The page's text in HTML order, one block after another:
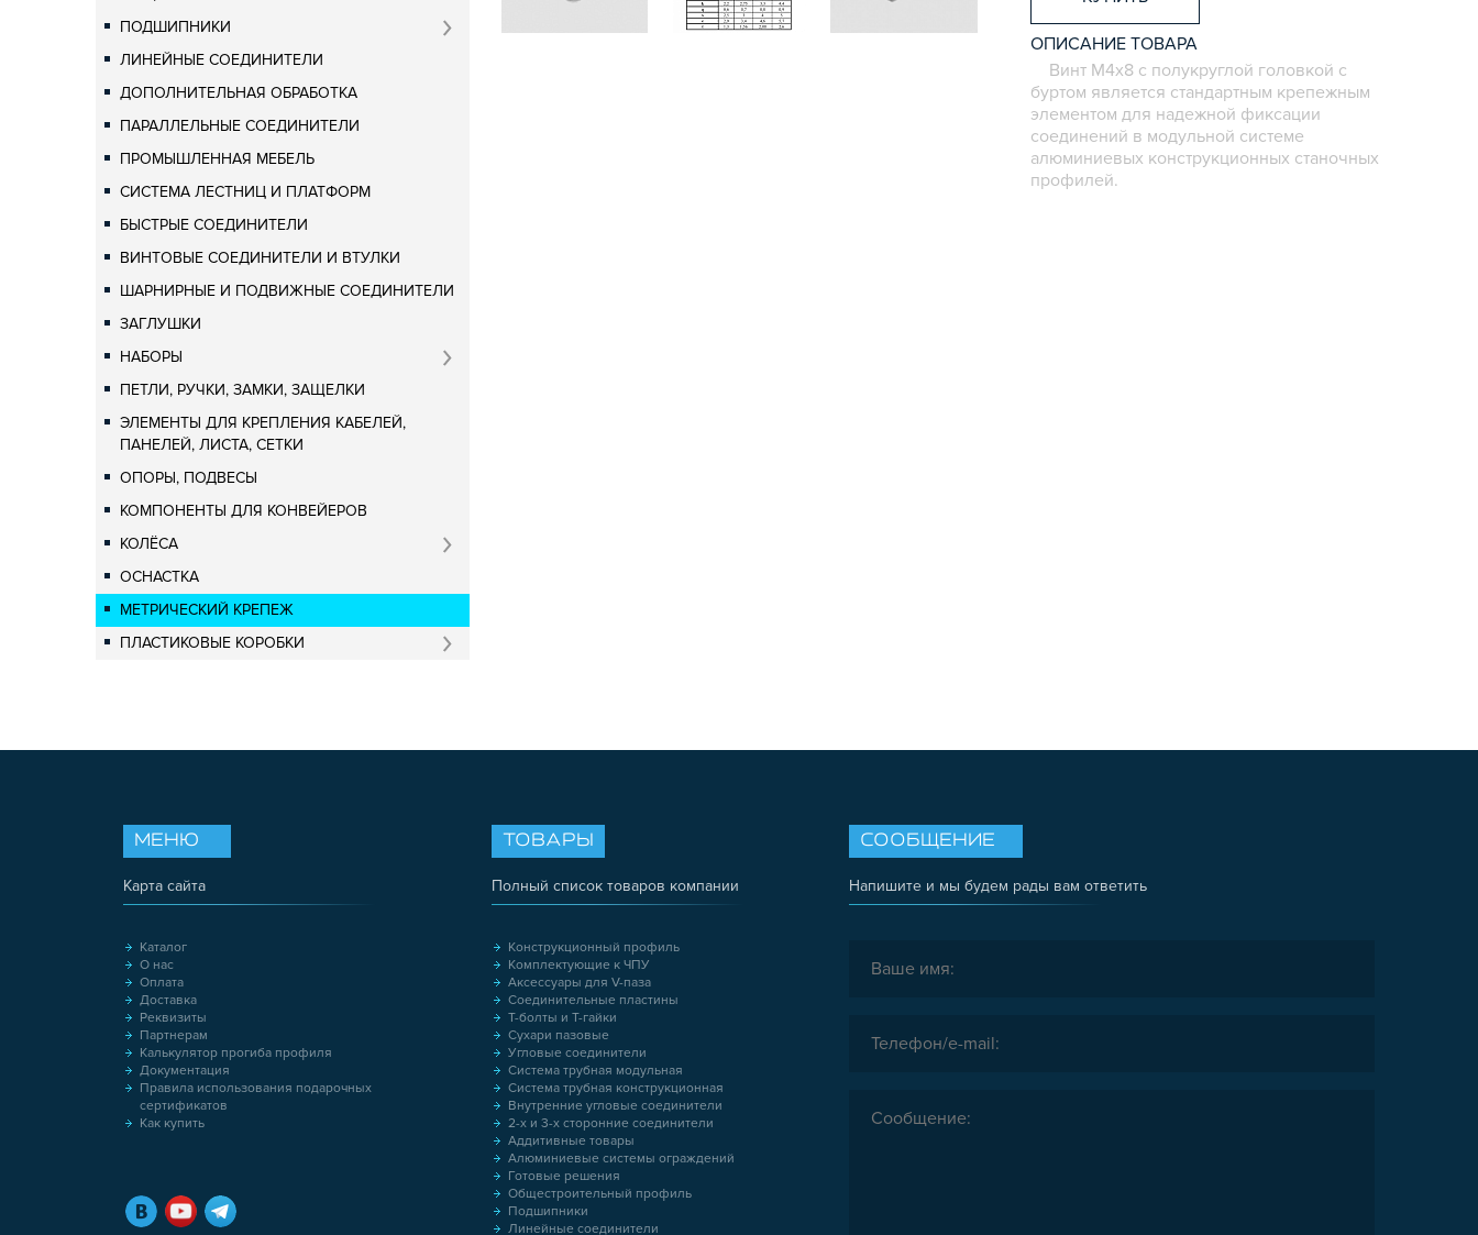
ПОДШИПНИКИ
ЛИНЕЙНЫЕ СОЕДИНИТЕЛИ
ДОПОЛНИТЕЛЬНАЯ ОБРАБОТКА
ПАРАЛЛЕЛЬНЫЕ СОЕДИНИТЕЛИ
ПРОМЫШЛЕННАЯ МЕБЕЛЬ
СИСТЕМА ЛЕСТНИЦ И ПЛАТФОРМ
БЫСТРЫЕ СОЕДИНИТЕЛИ
ВИНТОВЫЕ СОЕДИНИТЕЛИ И ВТУЛКИ
ШАРНИРНЫЕ И ПОДВИЖНЫЕ СОЕДИНИТЕЛИ
ЗАГЛУШКИ
НАБОРЫ
ПЕТЛИ, РУЧКИ, ЗАМКИ, ЗАЩЕЛКИ
ЭЛЕМЕНТЫ ДЛЯ КРЕПЛЕНИЯ КАБЕЛЕЙ,
ПАНЕЛЕЙ, ЛИСТА, СЕТКИ
ОПОРЫ, ПОДВЕСЫ
КОМПОНЕНТЫ ДЛЯ КОНВЕЙЕРОВ
КОЛЁСА
ОСНАСТКА
МЕТРИЧЕСКИЙ КРЕПЕЖ
ПЛАСТИКОВЫЕ КОРОБКИ
ОПИСАНИЕ ТОВАРА
Винт M4х8 с полукруглой головкой с
буртом является стандартным крепежным
элементом для надежной фиксации
соединений в модульной системе
алюминиевых конструкционных станочных
профилей.
СООБЩЕНИЕ
Напишите и мы будем рады вам ответить
ТОВАРЫ
Полный список товаров компании
Конструкционный профиль
Комплектующие к ЧПУ
Аксессуары для V-паза
Соединительные пластины
Т-болты и Т-гайки
Сухари пазовые
Угловые соединители
Система трубная модульная
Система трубная конструкционная
Внутренние угловые соединители
2-х и 3-х сторонние соединители
Аддитивные товары
Алюминиевые системы ограждений
Готовые решения
Общестроительный профиль
Подшипники
Линейные соединители
МЕНЮ
Карта сайта
Каталог
О нас
Оплата
Доставка
Реквизиты
Партнерам
Калькулятор прогиба профиля
Документация
Правила использования подарочных
сертификатов
Как купить